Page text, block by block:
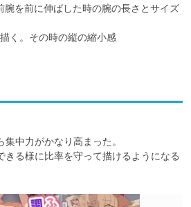
を前に伸ばした時の腕の長さとサイズ
く。その時の縦の縮小感
中力がかなり高まった。
きる様に比率を守って描けるようになる